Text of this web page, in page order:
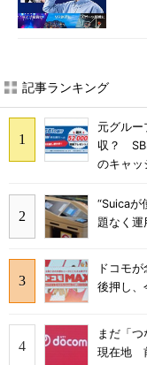
記事ランキング
元グルー
収？ SBI
のキャッ
“Suica
題なく運
ドコモ
後押し、
まだ「
現在地